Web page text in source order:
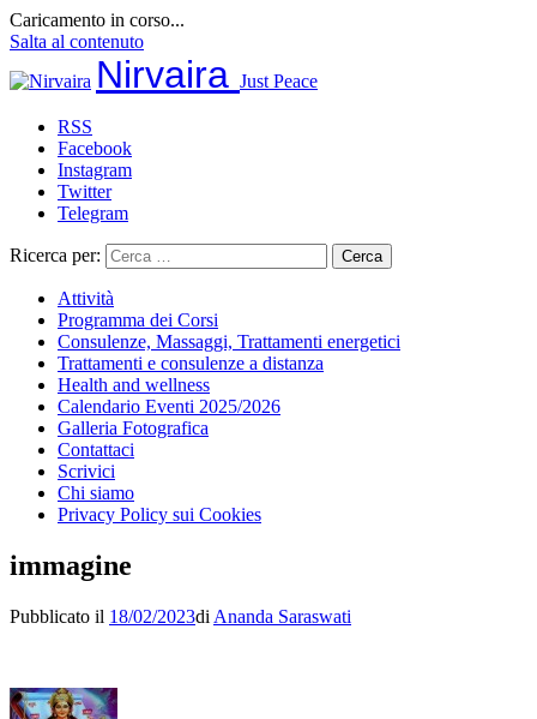
Caricamento in corso...
Salta al contenuto
Nirvaira Just Peace
RSS
Facebook
Instagram
Twitter
Telegram
Ricerca per:
Attività
Programma dei Corsi
Consulenze, Massaggi, Trattamenti energetici
Trattamenti e consulenze a distanza
Health and wellness
Calendario Eventi 2025/2026
Galleria Fotografica
Contattaci
Scrivici
Chi siamo
Privacy Policy sui Cookies
immagine
Pubblicato il 18/02/2023di Ananda Saraswati